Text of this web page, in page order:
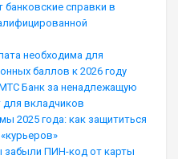
банковские справки в
необходима для
баллов к 2026 году
Банк за ненадлежащую
для вкладчиков
2025 года: как защититься
забыли ПИН-код от карты